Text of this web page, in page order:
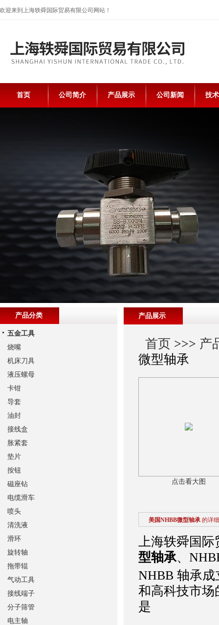
欢迎来到上海轶舜国际贸易有限公司网站！
首页 公司简介 产品展示 公司新闻 技
产品展示
首页 >>> 产
微型轴承
点击看大图
美国NHBB微型轴承 的详
上海轶舜国际
型轴承、
NHBB 轴承成
和高科技市场
是
产品分类
五金工具
烧嘴
机床刀具
液压螺母
卡钳
导套
油封
接线盒
胀紧套
垫片
按钮
磁座钻
电缆滑车
喷头
清洗液
滑环
旋转轴
拖带辊
气动工具
接线端子
分子筛管
电主轴